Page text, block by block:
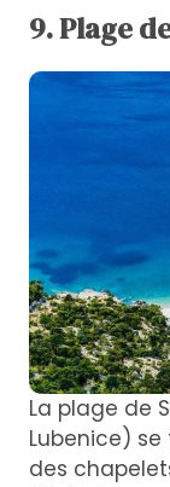
9. Plage
La plage de
Lubenice) se
des